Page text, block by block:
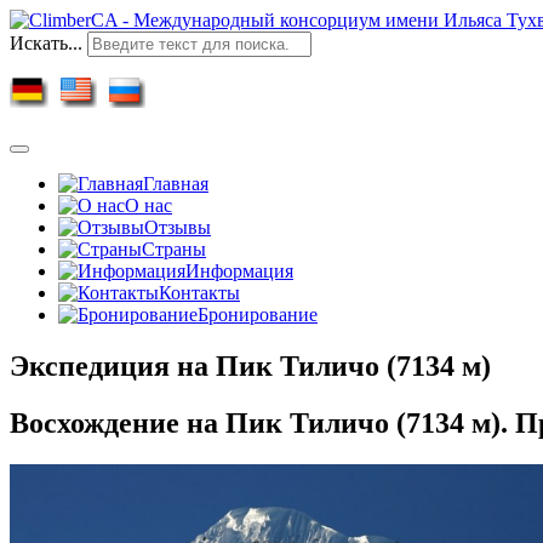
Искать...
Главная
О нас
Отзывы
Страны
Информация
Контакты
Бронирование
Экспедиция на Пик Тиличо (7134 м)
Восхождение на Пик Тиличо (7134 м).